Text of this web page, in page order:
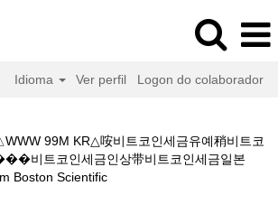
Idioma Ver perfil Logon do colaborador
99M KR△咹비트코인세금유예稍비트코
비트코인세금인상带비트코인세금일본
Boston Scientific(página